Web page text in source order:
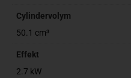
Cylindervolym
50.1 cm³
Effekt
2.7 kW